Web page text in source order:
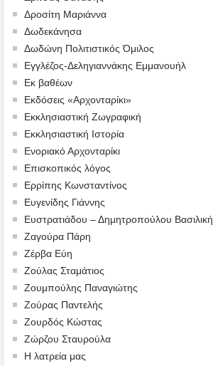
Δροσίτη Μαριάννα
Δωδεκάνησα
Δωδώνη Πολιτιστικός Όμιλος
Εγγλέζος-Δεληγιαννάκης Εμμανουήλ
Εκ βαθέων
Εκδόσεις «Αρχονταρίκι»
Εκκλησιαστική Ζωγραφική
Εκκλησιαστική Ιστορία
Ενοριακό Αρχονταρίκι
Επισκοπικός λόγος
Ερρίπης Κωνσταντίνος
Ευγενίδης Γιάννης
Ευστρατιάδου – Δημητροπούλου Βασιλική
Ζαγούρα Πάρη
Ζέρβα Εύη
Ζούλας Σταμάτιος
Ζουμπούλης Παναγιώτης
Ζούρας Παντελής
Ζουρδός Κώστας
Ζώρζου Σταυρούλα
Η λατρεία μας